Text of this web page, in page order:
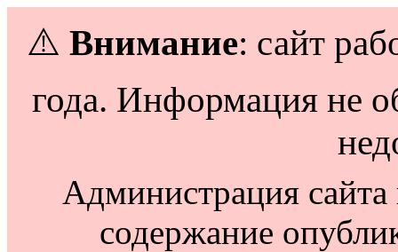
⚠️ Внимание: сайт
года. Информация не
Администрация сайта
содержание